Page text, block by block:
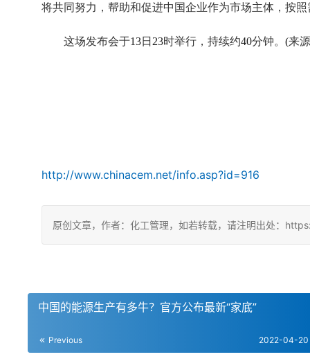
将共同努力，帮助和促进中国企业作为市场主体，按
这场发布会于13日 23时举行，持续约40分钟。 (来
http://www.chinacem.net/info.asp?id=916
原创文章，作者：化工管理，如若转载，请注明出处：
中国的能源生产有多牛？官方公布最新“家底”
Previous 2022-04-20